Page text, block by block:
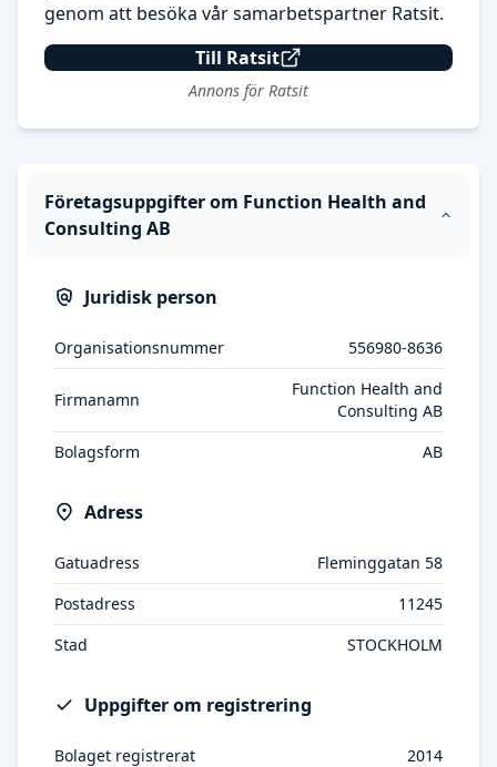
genom att besöka vår samarbetspartner Ratsit.
Till Ratsit
Annons för Ratsit
Företagsuppgifter om Function Health and
Consulting AB
Juridisk person
Organisationsnummer 556980-8636
Firmanamn
Function Health and
Consulting AB
Bolagsform
AB
Adress
Gatuadress
Fleminggatan 58
Postadress
11245
Stad
STOCKHOLM
Uppgifter om registrering
Bolaget registrerat
2014